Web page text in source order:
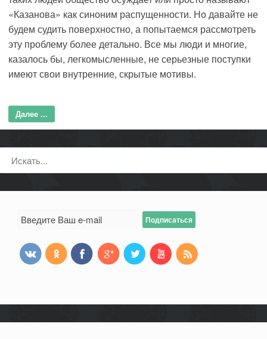
«Казанова» как синоним распущенности. Но давайте не
будем судить поверхностно, а попытаемся рассмотреть
эту проблему более детально. Все мы люди и многие,
казалось бы, легкомысленные, не серьезные поступки
имеют свои внутренние, скрытые мотивы.
Далее ...